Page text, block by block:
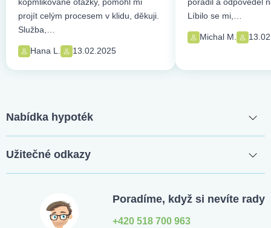
kopmlikované otázky, pomohl mi
projít celým procesem v klidu, děkuji.
Služba,…
Hana L. 13.02.2025
poradil a odpověděl
Líbilo se mi,…
Michal M.
Nabídka hypoték
Užitečné odkazy
Poradíme, když si nevíte rady
+420 518 700 963